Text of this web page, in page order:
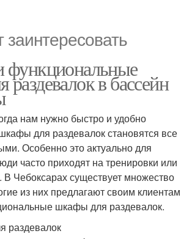
функциональные
в бассейн
нам нужно быстро и удобно
для раздевалок становятся все
Особенно это актуально для
часто приходят на тренировки или
В Чебоксарах существует множество
из них предлагают своим клиентам
шкафы для раздевалок.
раздевалок